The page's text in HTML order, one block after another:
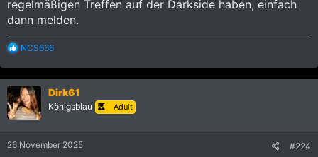
regelmäßigen Treffen auf der Darkside haben, einfach
dann melden.
R
a
k
t
i
o
n
NCS666
Dirk61
Königsblau Adult
26 November 2025 #224